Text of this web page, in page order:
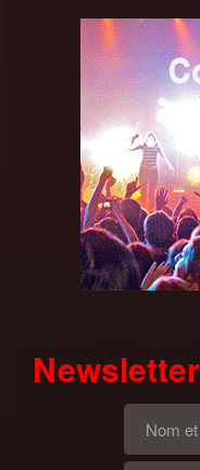
Newsletter